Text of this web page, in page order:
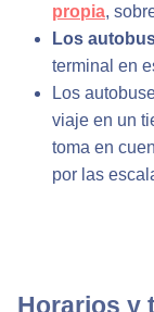
propia,
Los
terminal en
Los
viaje en un
toma en
por las
Horarios y